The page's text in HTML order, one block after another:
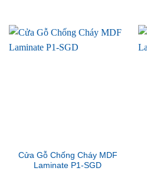
Cửa Gỗ Chống Cháy MDF
Laminate P1-SGD